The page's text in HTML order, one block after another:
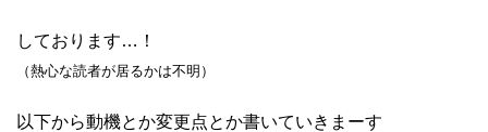
しております…！
（熱心な読者が居るかは不明）
以下から動機とか変更点とか書いていきまーす